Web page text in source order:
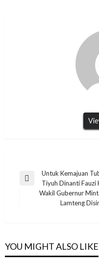
Navigasi
Previous
Untuk Kemajuan
Tiyuh Dinanti Fauzi
Wakil Gubernur
Lamteng
YOU MIGHT ALSO LIKE